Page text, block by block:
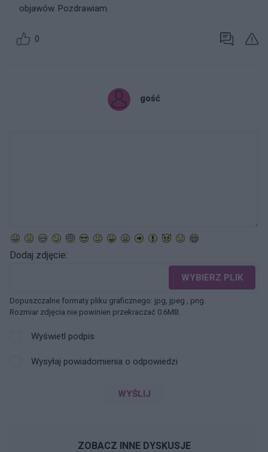
objawów. Pozdrawiam.
0
gość
Dodaj zdjęcie:
WYBIERZ PLIK
Dopuszczalne formaty pliku graficznego: jpg, jpeg , png.
Rozmiar zdjęcia nie powinien przekraczać 0.6MB.
Wyświetl podpis
Wysyłaj powiadomienia o odpowiedzi
WYŚLIJ
ZOBACZ INNE DYSKUSJE